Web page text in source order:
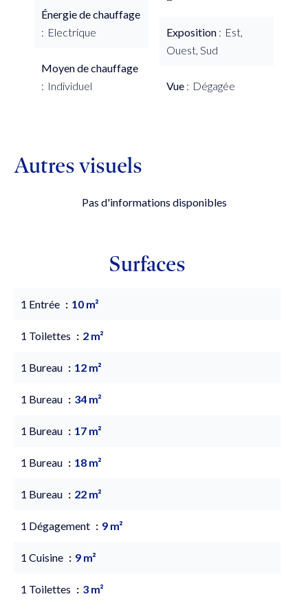
Énergie de chauffage
Electrique
Moyen de chauffage
Individuel
Exposition
Est,
Ouest, Sud
Vue Dégagée
Autres visuels
Pas d'informations disponibles
Surfaces
1 Entrée 10 m²
1 Toilettes 2 m²
1 Bureau 12 m²
1 Bureau 34 m²
1 Bureau 17 m²
1 Bureau 18 m²
1 Bureau 22 m²
1 Dégagement 9 m²
1 Cuisine 9 m²
1 Toilettes 3 m²